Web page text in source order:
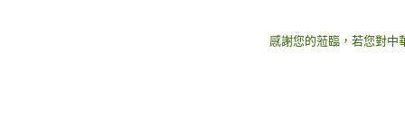
感謝您的蒞臨，若您對中